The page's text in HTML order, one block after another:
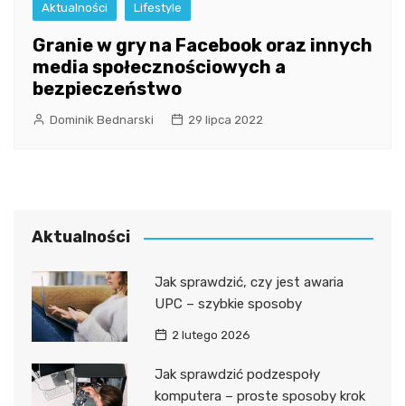
Aktualności Lifestyle
Granie w gry na Facebook oraz innych
media społecznościowych a
bezpieczeństwo
Dominik Bednarski 29 lipca 2022
Aktualności
Jak sprawdzić, czy jest awaria
UPC – szybkie sposoby
2 lutego 2026
Jak sprawdzić podzespoły
komputera – proste sposoby krok